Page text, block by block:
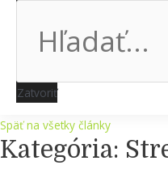
Zatvoriť
Späť na všetky články
Kategória: